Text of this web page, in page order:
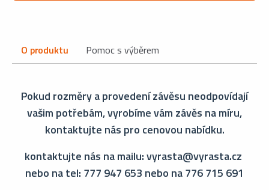
O produktu Pomoc s výběrem
Pokud rozměry a provedení závěsu neodpovídají
vašim potřebám, vyrobíme vám závěs na míru,
kontaktujte nás pro cenovou nabídku.
kontaktujte nás na mailu: vyrasta@vyrasta.cz
nebo na tel: 777 947 653 nebo na 776 715 691